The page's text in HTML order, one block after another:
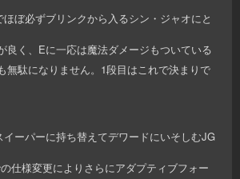
ほぼ必ずブリンクから入るシン・ジャオにと
良く、Eに一応は魔法ダメージもついている
無駄になりません。1段目はこれで決まりで
イーパーに持ち替えてデワードにいそしむJG
仕様変更によりさらにアダプティブフォー